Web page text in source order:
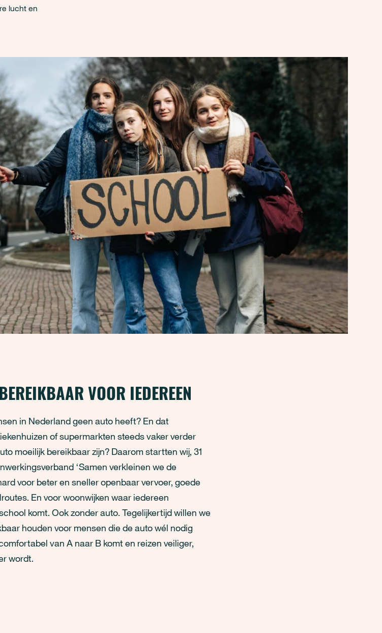
lucht en
VOOR IEDEREEN
in Nederland geen auto heeft? En dat
of supermarkten steeds vaker verder
moeilijk bereikbaar zijn? Daarom startten wij, 31
‘Samen verkleinen we de
voor beter en sneller openbaar vervoer, goede
En voor woonwijken waar iedereen
komt. Ook zonder auto. Tegelijkertijd willen we
houden voor mensen die de auto wél nodig
van A naar B komt en reizen veiliger,
wordt.